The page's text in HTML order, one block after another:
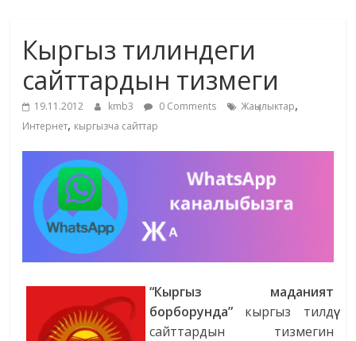
Кыргыз
маданияты
жана
адабияты
Кыргыз тилиндеги
сайттардын тизмеги
19.11.2012 kmb3 0 Comments Жаңылыктар,
Интернет, кыргызча сайттар
“Кыргыз маданият
борборунда” кыргыз тилдүү
сайттардын тизмегин